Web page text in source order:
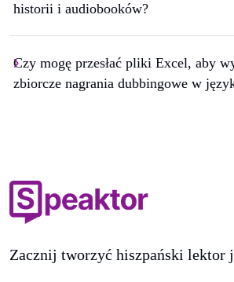
historii i audiobooków?
Czy mogę przesłać pliki Excel, aby
zbiorcze nagrania dubbingowe w
Zacznij tworzyć hiszpański lektor